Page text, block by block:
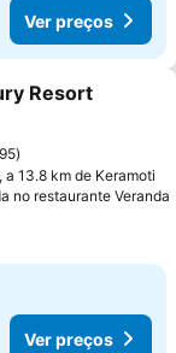
Ver preços
favoritos
Resort
13.8 km de Keramoti
no restaurante Veranda
Ver preços